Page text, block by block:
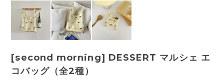
[second morning] DESSERT マルシェ エ
コバッグ（全2種）